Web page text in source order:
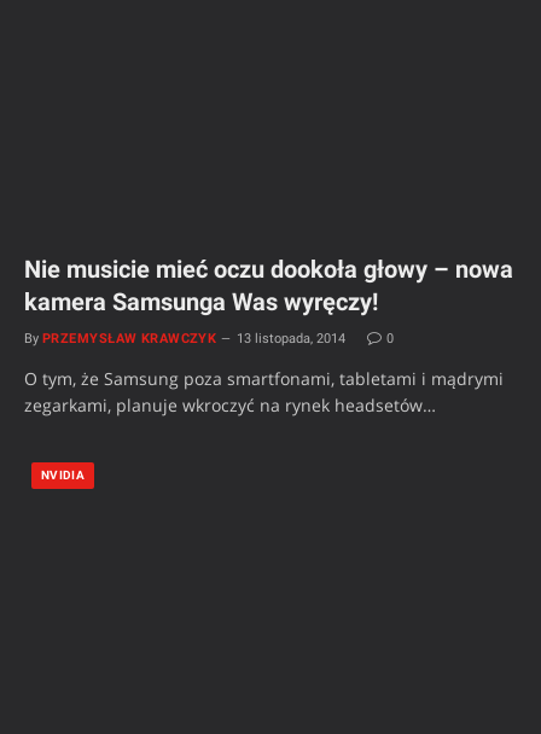
Nie musicie mieć oczu dookoła głowy – nowa
kamera Samsunga Was wyręczy!
By PRZEMYSŁAW KRAWCZYK 13 listopada, 2014 0
O tym, że Samsung poza smartfonami, tabletami i mądrymi
zegarkami, planuje wkroczyć na rynek headsetów…
NVIDIA